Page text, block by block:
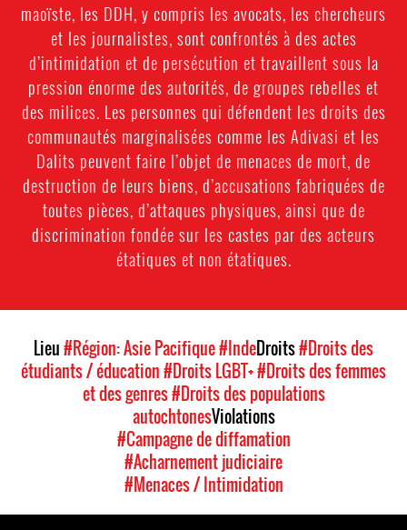
maoïste, les DDH, y compris les avocats, les chercheurs
et les journalistes, sont confrontés à des actes
d’intimidation et de persécution et travaillent sous la
pression énorme des autorités, de groupes rebelles et
des milices. Les personnes qui défendent les droits des
communautés marginalisées comme les Adivasi et les
Dalits peuvent faire l’objet de menaces de mort, de
destruction de leurs biens, d’accusations fabriquées de
toutes pièces, d’attaques physiques, ainsi que de
discrimination fondée sur les castes par des acteurs
étatiques et non étatiques.
Lieu#Région: Asie Pacifique#IndeDroits#Droits des
étudiants / éducation#Droits LGBT+#Droits des femmes
et des genres#Droits des populations
autochtonesViolations
#Campagne de diffamation
#Acharnement judiciaire
#Menaces / Intimidation